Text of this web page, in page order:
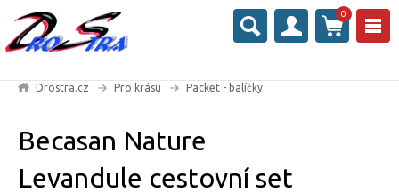
0
Drostra.cz Pro krásu Packet - balíčky
Becasan Nature
Levandule cestovní set